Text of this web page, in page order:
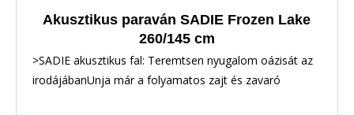
Akusztikus paraván SADIE Frozen Lake
260/145 cm
>SADIE akusztikus fal: Teremtsen nyugalom oázisát az
irodájábanUnja már a folyamatos zajt és zavaró